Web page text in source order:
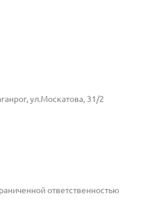
ул.Москатова, 31/2
ответственностью